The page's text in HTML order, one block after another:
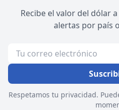
Recibe el valor del dólar
alertas por país
Respetamos tu privacidad.